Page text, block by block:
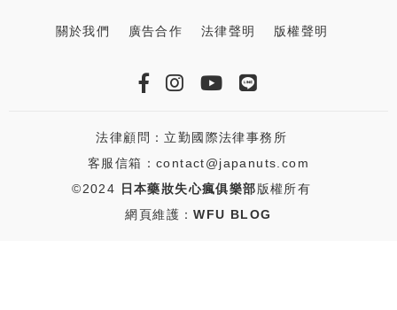
關於我們 廣告合作 法律聲明 版權聲明
法律顧問：立勤國際法律事務所
客服信箱：contact@japanuts.com
©2024
日本藥妝失心瘋俱樂部版權所有
網頁維護：WFU BLOG